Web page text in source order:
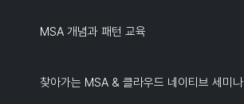
MSA 개념과 패턴 교육
찾아가는 MSA & 클라우드 네이티브 세미나